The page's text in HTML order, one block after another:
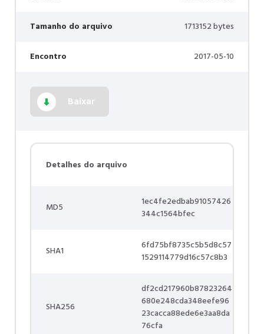
Tamanho do arquivo 1713152 bytes
Encontro 2017-05-10
Baixar
Detalhes do arquivo
MD5
1ec4fe2edbab91057426
344c1564bfec
SHA1
6fd75bf8735c5b5d8c57
1529114779d16c57c8b3
SHA256
df2cd217960b87823264
680e248cda348eefe96
23cacca88ede6e3aa8da
76cfa